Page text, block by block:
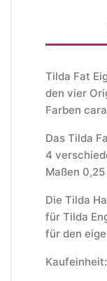
Tilda Fat
den vier
Farben
Das Tilda
4
Maßen
Die Tilda
für Tilda
für den